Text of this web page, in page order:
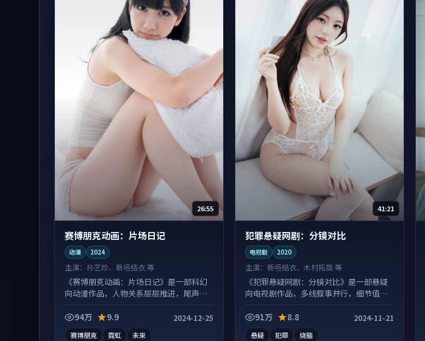
26:55
赛博朋克动画：片场日记
动漫 2024
主演： 孙艺珍、新垣结衣 等
《赛博朋克动画：片场日记》是一部科幻
向动漫作品，人物关系层层推进，尾声常
94万
9.9 2024-12-25
赛博朋克 霓虹 未来
41:21
犯罪悬疑网剧：分镜对比
电视剧 2020
主演：新垣结衣、木村拓哉 等
《犯罪悬疑网剧：分镜对比》是一部悬疑
向电视剧作品，多线叙事并行，细节值得
91万
8.8 2024-11-21
悬疑 犯罪 烧脑